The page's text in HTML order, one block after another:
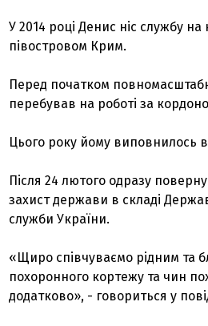
У 2014 році Денис ніс службу
півостровом Крим.
Перед початком
перебував на роботі за
Цього року йому виповнилось
Після 24 лютого одразу
захист держави в складі
служби України.
«Щиро співчуваємо рідним та
похоронного кортежу та чин
додатково», - говориться у